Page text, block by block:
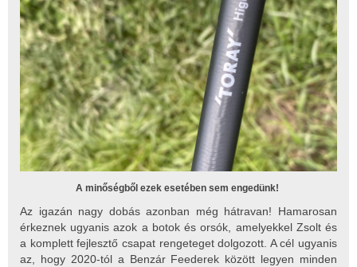
A minőségből ezek esetében sem engedünk!
Az igazán nagy dobás azonban még hátravan! Hamarosan
érkeznek ugyanis azok a botok és orsók, amelyekkel Zsolt és
a komplett fejlesztő csapat rengeteget dolgozott. A cél ugyanis
az, hogy 2020-tól a Benzár Feederek között legyen minden